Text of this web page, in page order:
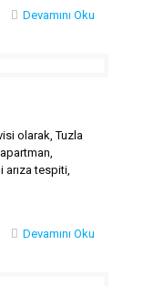
Devamını Oku
olarak, Tuzla
tespiti,
Devamını Oku